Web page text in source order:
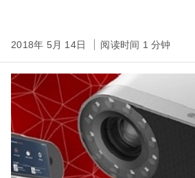
2018年 5月 14日 阅读时间 1 分钟